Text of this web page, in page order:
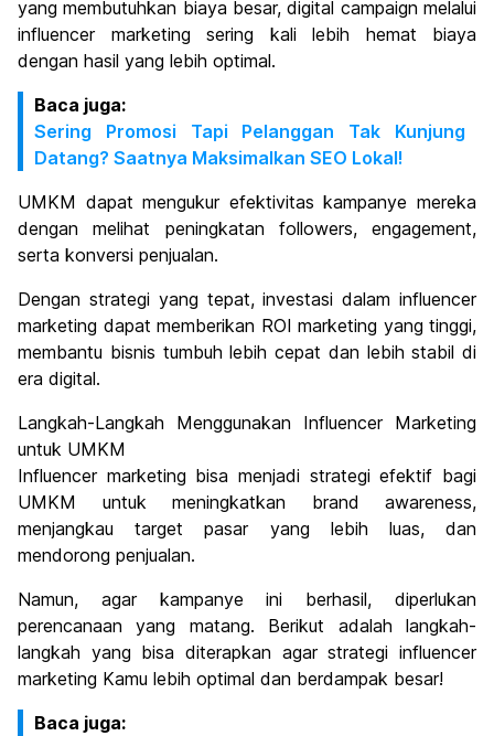
yang membutuhkan biaya besar, digital campaign melalui
influencer marketing sering kali lebih hemat biaya
dengan hasil yang lebih optimal.
Baca juga:
Sering Promosi Tapi Pelanggan Tak Kunjung
Datang? Saatnya Maksimalkan SEO Lokal!
UMKM dapat mengukur efektivitas kampanye mereka
dengan melihat peningkatan followers, engagement,
serta konversi penjualan.
Dengan strategi yang tepat, investasi dalam influencer
marketing dapat memberikan ROI marketing yang tinggi,
membantu bisnis tumbuh lebih cepat dan lebih stabil di
era digital.
Langkah-Langkah Menggunakan Influencer Marketing
untuk UMKM
Influencer marketing bisa menjadi strategi efektif bagi
UMKM untuk meningkatkan brand awareness,
menjangkau target pasar yang lebih luas, dan
mendorong penjualan.
Namun, agar kampanye ini berhasil, diperlukan
perencanaan yang matang. Berikut adalah langkah-
langkah yang bisa diterapkan agar strategi influencer
marketing Kamu lebih optimal dan berdampak besar!
Baca juga: